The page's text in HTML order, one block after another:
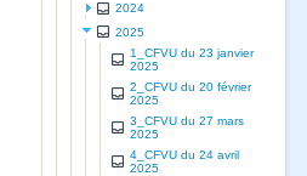
2024
2025
1_CFVU du 23 janvier
2025
2_CFVU du 20 février
2025
3_CFVU du 27 mars
2025
4_CFVU du 24 avril
2025